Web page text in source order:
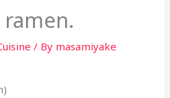
/ By masamiyake